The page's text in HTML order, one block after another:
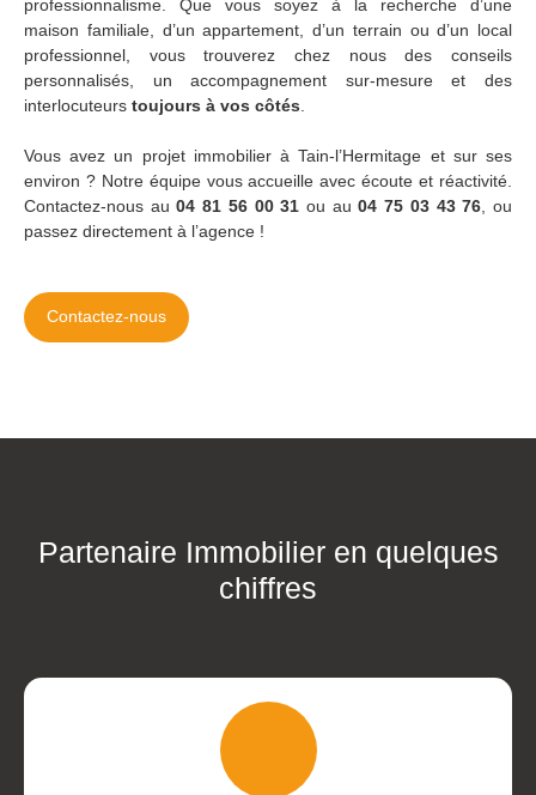
professionnalisme. Que vous soyez à la recherche d’une
maison familiale, d’un appartement, d’un terrain ou d’un local
professionnel, vous trouverez chez nous des conseils
personnalisés, un accompagnement sur-mesure et des
interlocuteurs toujours à vos côtés
Vous avez un projet immobilier à Tain-l’Hermitage et sur ses
environ ? Notre équipe vous accueille avec écoute et réactivité.
Contactez-nous au04 81 56 00 31 ou au04 75 03 43 76 , ou
passez directement à l’agence !
Contactez-nous
Partenaire Immobilier en quelques
chiffres